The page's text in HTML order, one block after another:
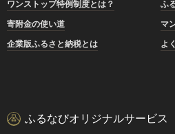
ワンストップ特例制度とは？
ふ
寄附金の使い道
マ
企業版ふるさと納税とは
よ
ふるなびオリジナルサービス